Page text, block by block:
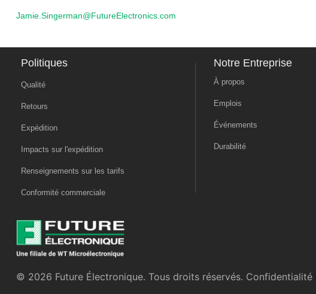
Jamie.Singerman@FutureElectronics.com
Politiques
Qualité
Retours
Expédition
Impacts sur l'expédition
Renseignements sur les tarifs
Conformité commerciale
Notre Entreprise
À propos
Emplois
Événements
Durabilité
© 2026 Future Électronique. Tous droits réservés. Confidentialité|